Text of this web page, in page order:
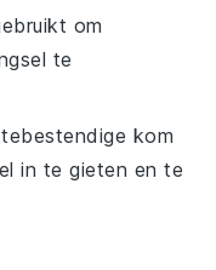
om
te
kom
in te gieten en te